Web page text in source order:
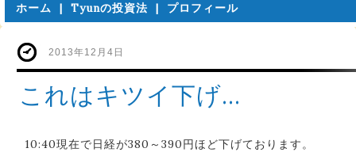
ホーム | Tyunの投資法 | プロフィール
2013年12月4日
これはキツイ下げ…
10:40現在で日経が380～390円ほど下げております。